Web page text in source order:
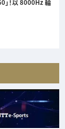
」！以 8000Hz 輪